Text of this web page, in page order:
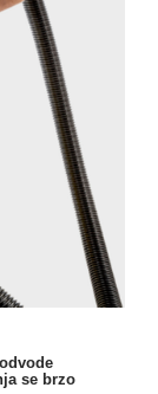
se brzo